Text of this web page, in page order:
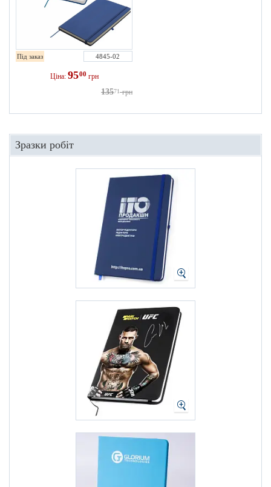
Під заказ 4845-02
Ціна: 9500 грн
13571 грн
Зразки робіт